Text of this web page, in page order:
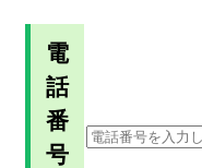
電
話
番
号